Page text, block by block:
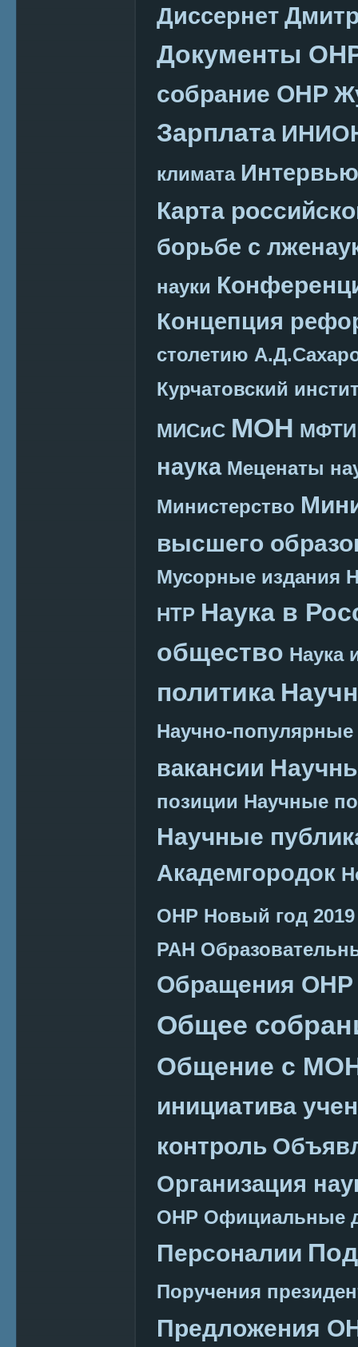
Диссернет
Документы
собрание ОНР
Зарплата
климата Интервью
Карта
борьбе с
науки
Концепция
столетию
Курчатовский
МИСиС МОН МФТИ
наука Меценаты
Министерство
высшего
Мусорные издания
НТР Наука в
общество Наука
политика
Научно-
вакансии
позиции Научные
Научные
Академгородок
ОНР Новый год 2019
РАН
Обращения ОНР
Общее
Общение с
инициатива
контроль
Организация
ОНР Официальные
Персоналии
Поручения
Предложения